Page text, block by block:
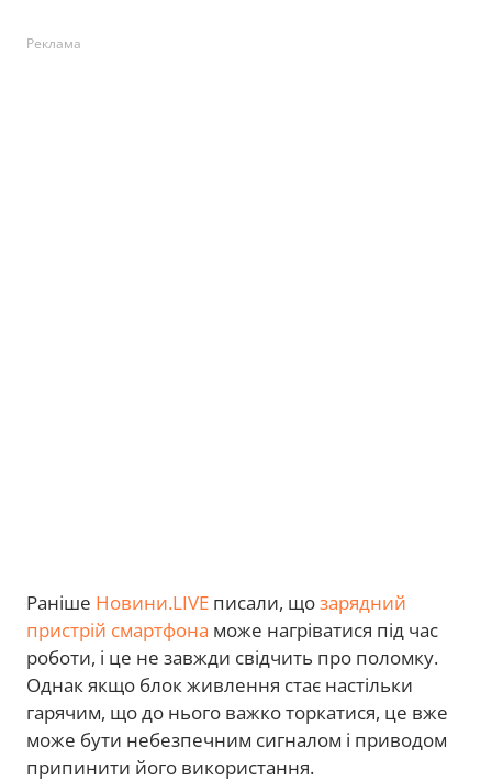
Реклама
Раніше Новини.LIVE писали, щозарядний
пристрій смартфона може нагріватися під час
роботи, і це не завжди свідчить про поломку.
Однак якщо блок живлення стає настільки
гарячим, що до нього важко торкатися, це вже
може бути небезпечним сигналом і приводом
припинити його використання.